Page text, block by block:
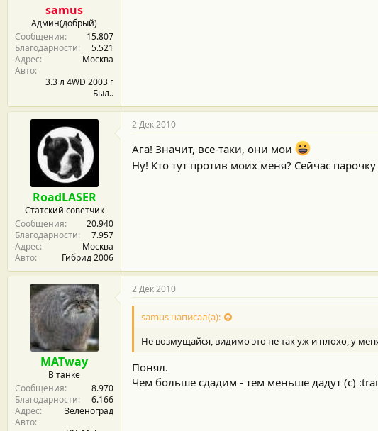
samus
Админ(добрый)
Сообщения
15.807
Благодарности
5.521
Адрес
Москва
Авто
3.3 л 4WD 2003 г
Был..
RoadLASER
Статский советчик
Сообщения
20.940
Благодарности
7.957
Адрес
Москва
Авто
Гибрид 2006
2 Дек 2010
Ага! Значит, все-таки, они мои
Ну! Кто тут против моих меня? Сейчас
MATway
В танке
Сообщения
8.970
Благодарности
6.166
Адрес
Зеленоград
Авто
2 Дек 2010
samus написал(а):
Не возмущайся, видимо это не так уж и плохо, у
Понял.
Чем больше сдадим - тем меньше дадут (с)